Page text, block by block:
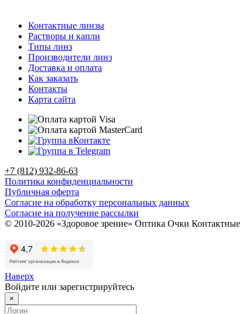
Контактные линзы
Растворы и капли
Типы линз
Производители линз
Доставка и оплата
Как заказать
Контакты
Карта сайта
+7 (812) 932-86-63
Политика конфиденциальности
Публичная оферта
Согласие на обработку персональных данных
Согласие на получение рассылки
© 2010-2026 «Здоровое зрение» Оптика Очки
Наверх
Войдите или зарегистрируйтесь
×